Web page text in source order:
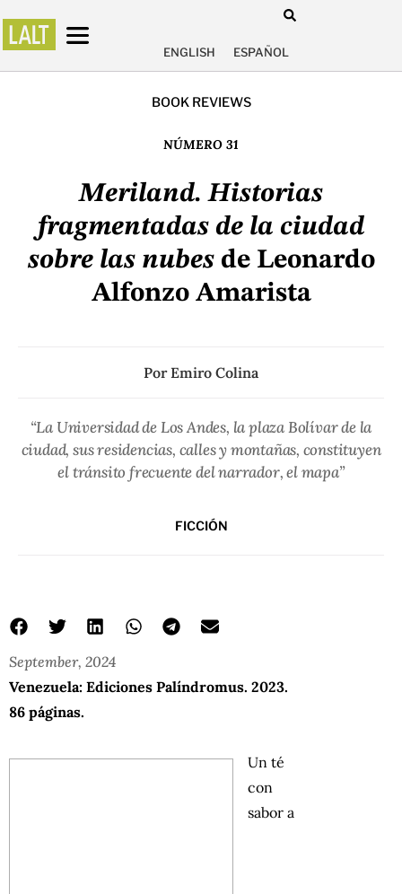
ENGLISH ESPAÑOL
BOOK REVIEWS
NÚMERO 31
Meriland. Historias
fragmentadas de la ciudad
sobre las nubesde Leonardo
Alfonzo Amarista
PorEmiro Colina
“La Universidad de Los Andes, la plaza Bolívar de la
ciudad, sus residencias, calles y montañas, constituyen
el tránsito frecuente del narrador, el mapa”
FICCIÓN
September, 2024
Venezuela: Ediciones Palíndromus. 2023.
86 páginas.
Un té
con
sabor a